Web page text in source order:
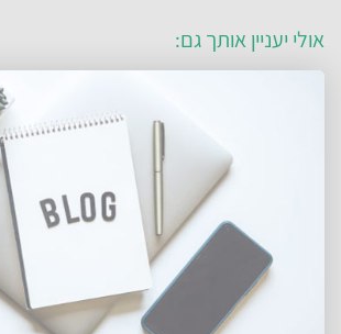
אולי יעניין אותך גם: